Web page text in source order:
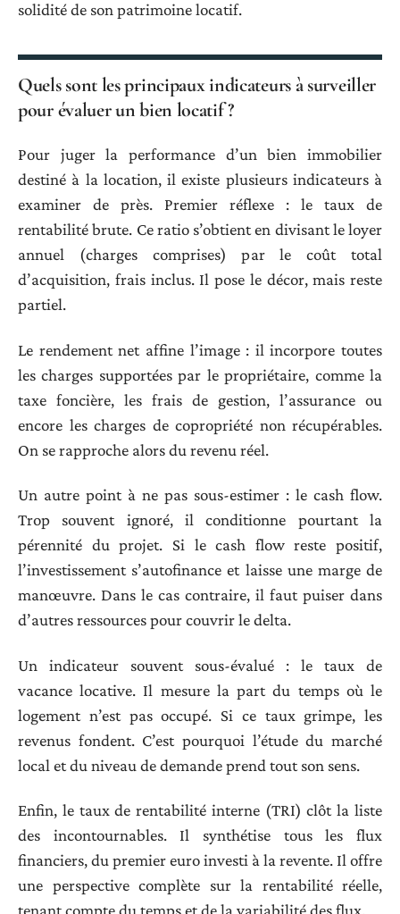
solidité de son patrimoine locatif.
Quels sont les principaux indicateurs à surveiller
pour évaluer un bien locatif ?
Pour juger la performance d’un bien immobilier
destiné à la location, il existe plusieurs indicateurs à
examiner de près. Premier réflexe : le taux de
rentabilité brute. Ce ratio s’obtient en divisant le loyer
annuel (charges comprises) par le coût total
d’acquisition, frais inclus. Il pose le décor, mais reste
partiel.
Le rendement net affine l’image : il incorpore toutes
les charges supportées par le propriétaire, comme la
taxe foncière, les frais de gestion, l’assurance ou
encore les charges de copropriété non récupérables.
On se rapproche alors du revenu réel.
Un autre point à ne pas sous-estimer : le cash flow.
Trop souvent ignoré, il conditionne pourtant la
pérennité du projet. Si le cash flow reste positif,
l’investissement s’autofinance et laisse une marge de
manœuvre. Dans le cas contraire, il faut puiser dans
d’autres ressources pour couvrir le delta.
Un indicateur souvent sous-évalué : le taux de
vacance locative. Il mesure la part du temps où le
logement n’est pas occupé. Si ce taux grimpe, les
revenus fondent. C’est pourquoi l’étude du marché
local et du niveau de demande prend tout son sens.
Enfin, le taux de rentabilité interne (TRI) clôt la liste
des incontournables. Il synthétise tous les flux
financiers, du premier euro investi à la revente. Il offre
une perspective complète sur la rentabilité réelle,